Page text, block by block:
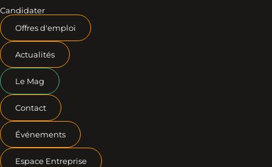
Candidater
Offres d'emploi
Actualités
Le Mag
Contact
Événements
Espace Entreprise